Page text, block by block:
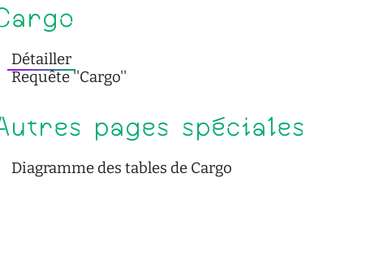
Détailler
Requête ''Cargo''
pages spéciales
Diagramme des tables de Cargo